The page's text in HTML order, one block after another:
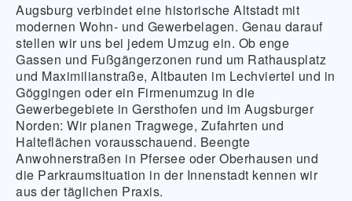
Augsburg verbindet eine historische Altstadt mit
modernen Wohn- und Gewerbelagen. Genau darauf
stellen wir uns bei jedem Umzug ein. Ob enge
Gassen und Fußgängerzonen rund um Rathausplatz
und Maximilianstraße, Altbauten im Lechviertel und in
Göggingen oder ein Firmenumzug in die
Gewerbegebiete in Gersthofen und im Augsburger
Norden: Wir planen Tragwege, Zufahrten und
Halteflächen vorausschauend. Beengte
Anwohnerstraßen in Pfersee oder Oberhausen und
die Parkraumsituation in der Innenstadt kennen wir
aus der täglichen Praxis.